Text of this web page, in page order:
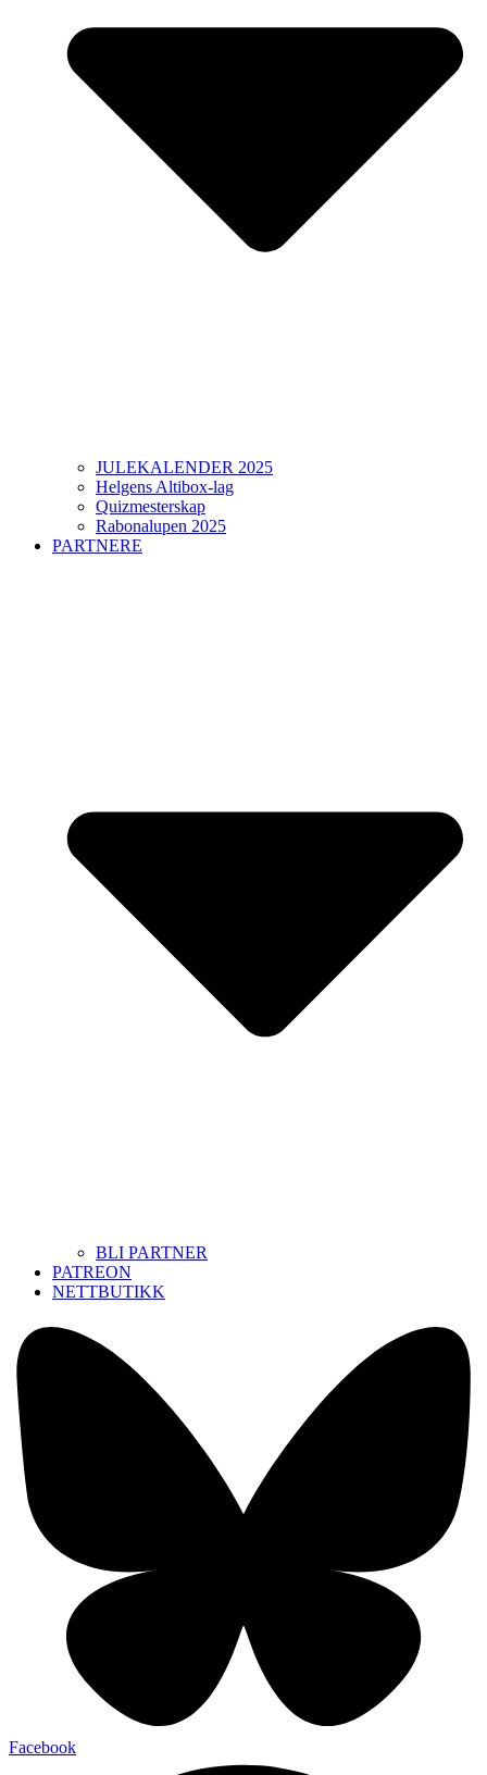
JULEKALENDER 2025
Helgens Altibox-lag
Quizmesterskap
Rabonalupen 2025
PARTNERE
BLI PARTNER
PATREON
NETTBUTIKK
Facebook